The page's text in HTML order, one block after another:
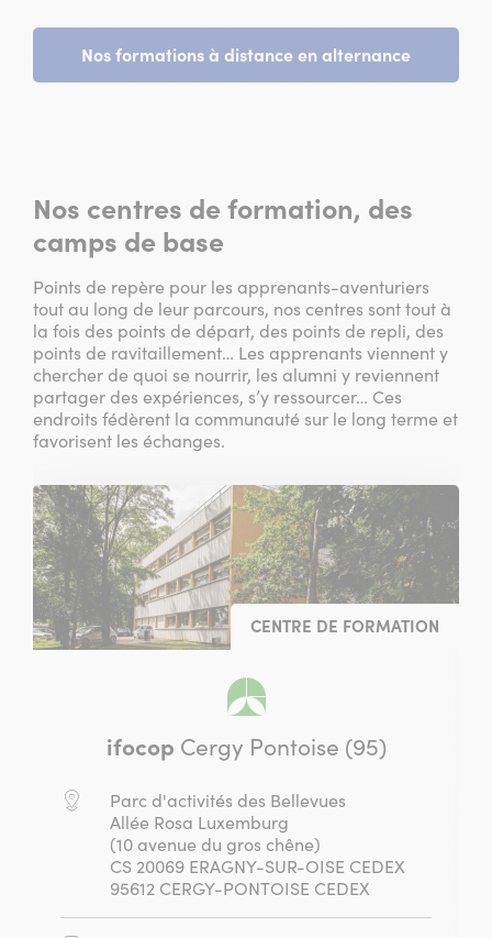
Nos formations à distance en alternance
Nos centres de formation, des
camps de base
Points de repère pour les apprenants-aventuriers
tout au long de leur parcours, nos centres sont tout à
la fois des points de départ, des points de repli, des
points de ravitaillement… Les apprenants viennent y
chercher de quoi se nourrir, les alumni y reviennent
partager des expériences, s’y ressourcer… Ces
endroits fédèrent la communauté sur le long terme et
favorisent les échanges.
CENTRE DE FORMATION
ifocop Cergy Pontoise (95)
AdresseParc d'activités des Bellevues
Allée Rosa Luxemburg
(10 avenue du gros chêne)
CS 20069 ERAGNY-SUR-OISE CEDEX
95612 CERGY-PONTOISE CEDEX